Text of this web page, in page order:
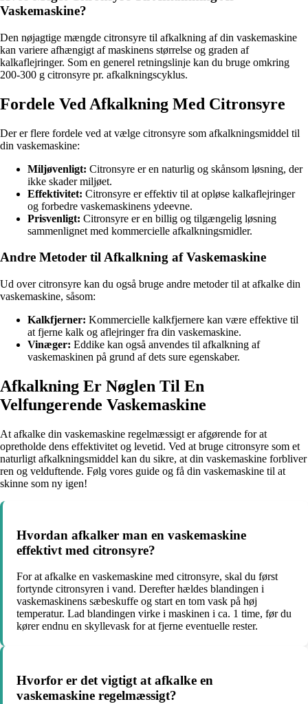
Vaskemaskine?
Den nøjagtige mængde citronsyre til afkalkning af din vaskemaskine
kan variere afhængigt af maskinens størrelse og graden af
kalkaflejringer. Som en generel retningslinje kan du bruge omkring
200-300 g citronsyre pr. afkalkningscyklus.
Fordele Ved Afkalkning Med Citronsyre
Der er flere fordele ved at vælge citronsyre som afkalkningsmiddel til
din vaskemaskine:
Miljøvenligt: Citronsyre er en naturlig og skånsom løsning, der
ikke skader miljøet.
Effektivitet: Citronsyre er effektiv til at opløse kalkaflejringer
og forbedre vaskemaskinens ydeevne.
Prisvenligt: Citronsyre er en billig og tilgængelig løsning
sammenlignet med kommercielle afkalkningsmidler.
Andre Metoder til Afkalkning af Vaskemaskine
Ud over citronsyre kan du også bruge andre metoder til at afkalke din
vaskemaskine, såsom:
Kalkfjerner: Kommercielle kalkfjernere kan være effektive til
at fjerne kalk og aflejringer fra din vaskemaskine.
Vinæger: Eddike kan også anvendes til afkalkning af
vaskemaskinen på grund af dets sure egenskaber.
Afkalkning Er Nøglen Til En
Velfungerende Vaskemaskine
At afkalke din vaskemaskine regelmæssigt er afgørende for at
opretholde dens effektivitet og levetid. Ved at bruge citronsyre som et
naturligt afkalkningsmiddel kan du sikre, at din vaskemaskine forbliver
ren og velduftende. Følg vores guide og få din vaskemaskine til at
skinne som ny igen!
Hvordan afkalker man en vaskemaskine
effektivt med citronsyre?
For at afkalke en vaskemaskine med citronsyre, skal du først
fortynde citronsyren i vand. Derefter hældes blandingen i
vaskemaskinens sæbeskuffe og start en tom vask på høj
temperatur. Lad blandingen virke i maskinen i ca. 1 time, før du
kører endnu en skyllevask for at fjerne eventuelle rester.
Hvorfor er det vigtigt at afkalke en
vaskemaskine regelmæssigt?